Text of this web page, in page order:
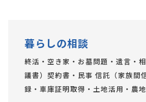
暮らしの相談
終活・空き家・お墓問題・遺言・
議書）契約書・民事 信託（家族間
録・車庫証明取得・土地活用・農